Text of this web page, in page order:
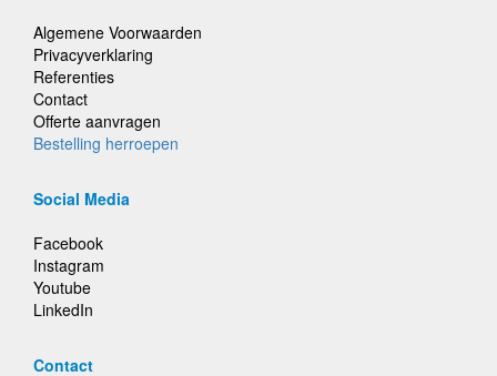
Algemene Voorwaarden
Privacyverklaring
Referenties
Contact
Offerte aanvragen
Bestelling herroepen
Social Media
Facebook
Instagram
Youtube
LinkedIn
Contact